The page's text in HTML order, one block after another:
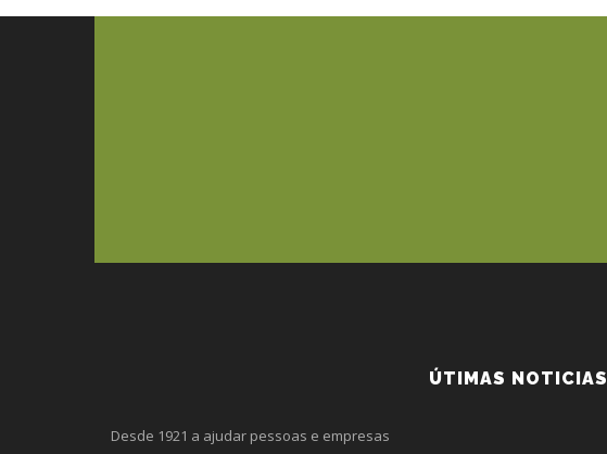
Desde 1921 a ajudar pessoas e empresas
ÚTIMAS NOTICIAS